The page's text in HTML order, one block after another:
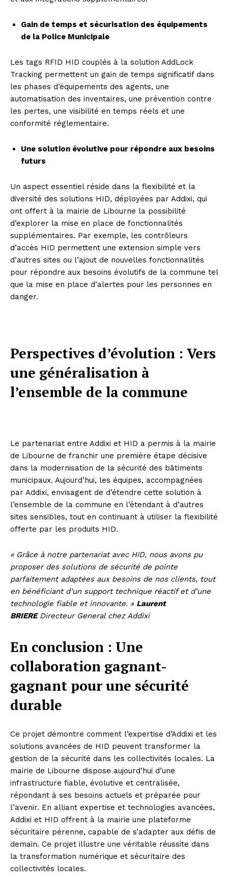
Gain de temps et sécurisation des équipements
de la Police Municipale
Les tags RFID HID couplés à la solution AddLock
Tracking permettent un gain de temps significatif dans
les phases d’équipements des agents, une
automatisation des inventaires, une prévention contre
les pertes, une visibilité en temps réels et une
conformité réglementaire.
Une solution évolutive pour répondre aux besoins
futurs
Un aspect essentiel réside dans la flexibilité et la
diversité des solutions HID, déployées par Addixi, qui
ont offert à la mairie de Libourne la possibilité
d’explorer la mise en place de fonctionnalités
supplémentaires. Par exemple, les contrôleurs
d’accès HID permettent une extension simple vers
d’autres sites ou l’ajout de nouvelles fonctionnalités
pour répondre aux besoins évolutifs de la commune tel
que la mise en place d’alertes pour les personnes en
danger.
Perspectives d’évolution : Vers
une généralisation à
l’ensemble de la commune
Le partenariat entre Addixi et HID a permis à la mairie
de Libourne de franchir une première étape décisive
dans la modernisation de la sécurité des bâtiments
municipaux. Aujourd’hui, les équipes, accompagnées
par Addixi, envisagent de d’étendre cette solution à
l’ensemble de la commune en l’étendant à d’autres
sites sensibles, tout en continuant à utiliser la flexibilité
offerte par les produits HID.
« Grâce à notre partenariat avec HID, nous avons pu
proposer des solutions de sécurité de pointe
parfaitement adaptées aux besoins de nos clients, tout
en bénéficiant d’un support technique réactif et d’une
technologie fiable et innovante. » Laurent
BRIEREDirecteur General chez Addixi
En conclusion : Une
collaboration gagnant-
gagnant pour une sécurité
durable
Ce projet démontre comment l’expertise d’Addixi et les
solutions avancées de HID peuvent transformer la
gestion de la sécurité dans les collectivités locales. La
mairie de Libourne dispose aujourd’hui d’une
infrastructure fiable, évolutive et centralisée,
répondant à ses besoins actuels et préparée pour
l’avenir. En alliant expertise et technologies avancées,
Addixi et HID offrent à la mairie une plateforme
sécuritaire pérenne, capable de s’adapter aux défis de
demain. Ce projet illustre une véritable réussite dans
la transformation numérique et sécuritaire des
collectivités locales.